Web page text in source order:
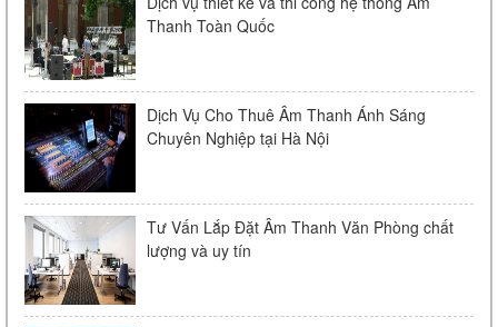
Amply chia 2 vùng KAC - J60D
Liên hệ
Thanh Toàn Quốc
Dịch Vụ Cho Thuê Âm Thanh Ánh Sáng
Chuyên Nghiệp tại Hà Nội
Tư Vấn Lắp Đặt Âm Thanh Văn Phòng chất
lượng và uy tín